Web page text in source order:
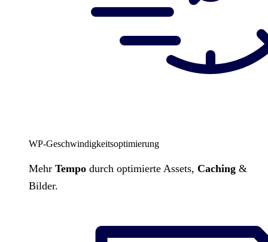
WP-Geschwindigkeitsoptimierung
Mehr Tempo durch optimierte Assets, Caching &
Bilder.